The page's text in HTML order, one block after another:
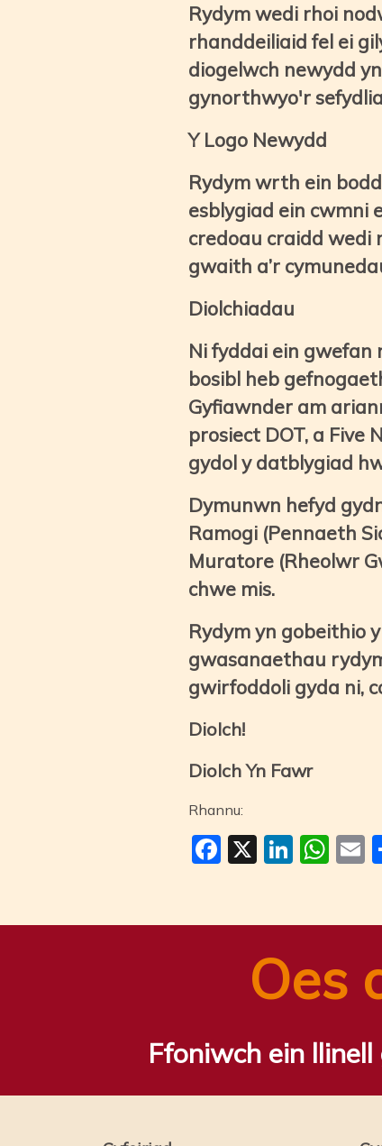
Rydym wedi rhoi
rhanddeiliaid fel ei
diogelwch newydd
gynorthwyo'r
Y Logo Newydd
Rydym wrth ein
esblygiad ein cwmni
credoau craidd wedi
gwaith a’r
Diolchiadau
Ni fyddai ein gwefan
bosibl heb
Gyfiawnder am
prosiect DOT, a
gydol y datblygiad
Dymunwn hefyd
Ramogi (Pennaeth
Muratore (Rheolwr
chwe mis.
Rydym yn gobeithio
gwasanaethau
gwirfoddoli gyda ni,
Diolch!
Diolch Yn Fawr
Rhannu:
Facebook
X
Oes
Ffoniwch ein